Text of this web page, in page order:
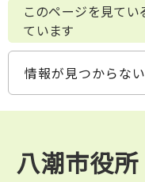
このページを見て
ています
情報が見つからな
八潮市役所